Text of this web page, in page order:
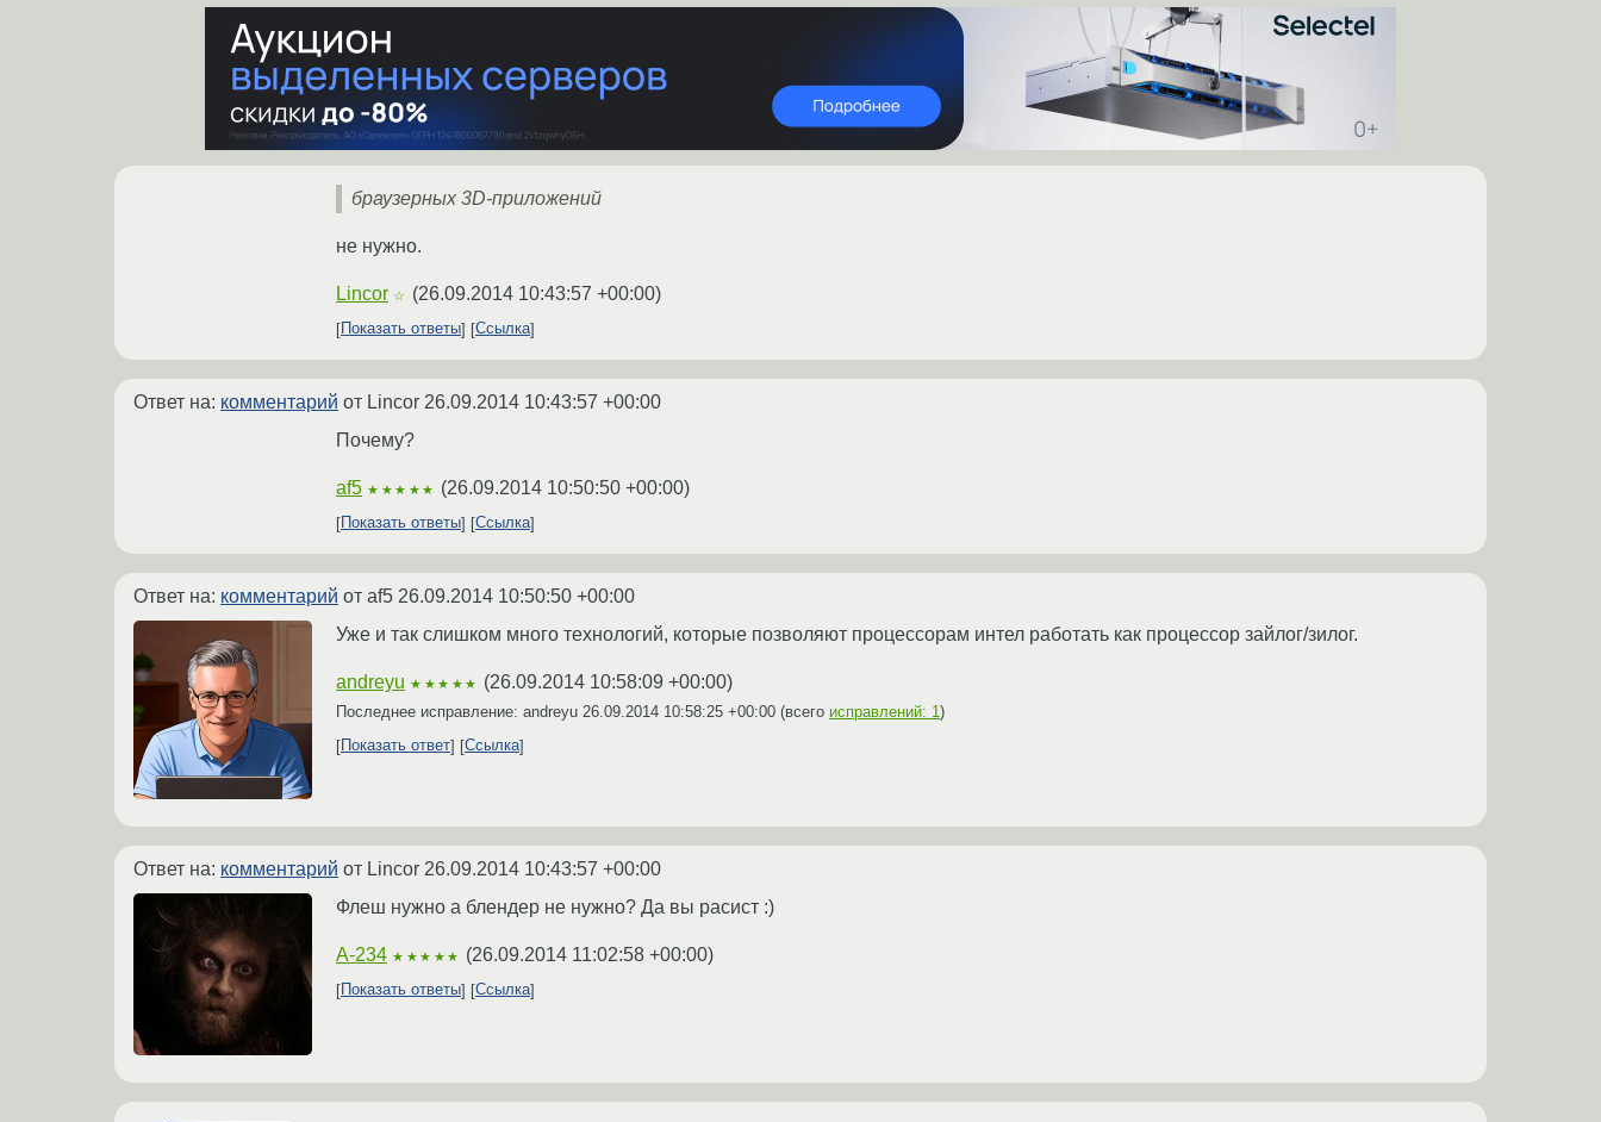
браузерных 3D-приложений
не нужно.
Lincor ☆ (26.09.2014 10:43:57 +00:00)
Показать ответы Ссылка
Ответ на: комментарий от Lincor 26.09.2014 10:43:57 +00:00
Почему?
af5 ★★★★★ (26.09.2014 10:50:50 +00:00)
Показать ответы Ссылка
Ответ на: комментарий от af5 26.09.2014 10:50:50 +00:00
Уже и так слишком много технологий, которые позволяют процессорам интел работать как процессор зайлог/зилог.
andreyu ★★★★★ (26.09.2014 10:58:09 +00:00)
Последнее исправление: andreyu 26.09.2014 10:58:25 +00:00 (всего исправлений: 1 )
Показать ответ
Ссылка
Ответ на: комментарий от Lincor 26.09.2014 10:43:57 +00:00
Флеш нужно а блендер не нужно? Да вы расист :)
A-234 ★★★★★ (26.09.2014 11:02:58 +00:00)
Показать ответы Ссылка